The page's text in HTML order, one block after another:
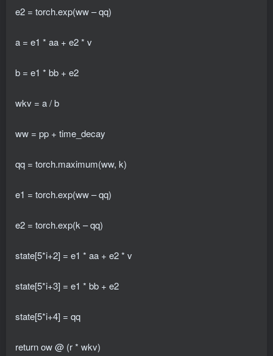
e2 = torch.exp(ww – qq)
a = e1 * aa + e2 * v
b = e1 * bb + e2
wkv = a / b
ww = pp + time_decay
qq = torch.maximum(ww, k)
e1 = torch.exp(ww – qq)
e2 = torch.exp(k – qq)
state[5*i+2] = e1 * aa + e2 * v
state[5*i+3] = e1 * bb + e2
state[5*i+4] = qq
return ow @ (r * wkv)